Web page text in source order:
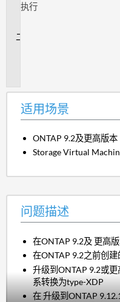
场
执行
适用场景
ONTAP 9.2及更高版本
Storage Virtual
问题描述
在ONTAP 9.2及 更高
在ONTAP 9.2之前创
升级到ONTAP 9.2或
系转换为type-XDP
在 升级到ONTAP